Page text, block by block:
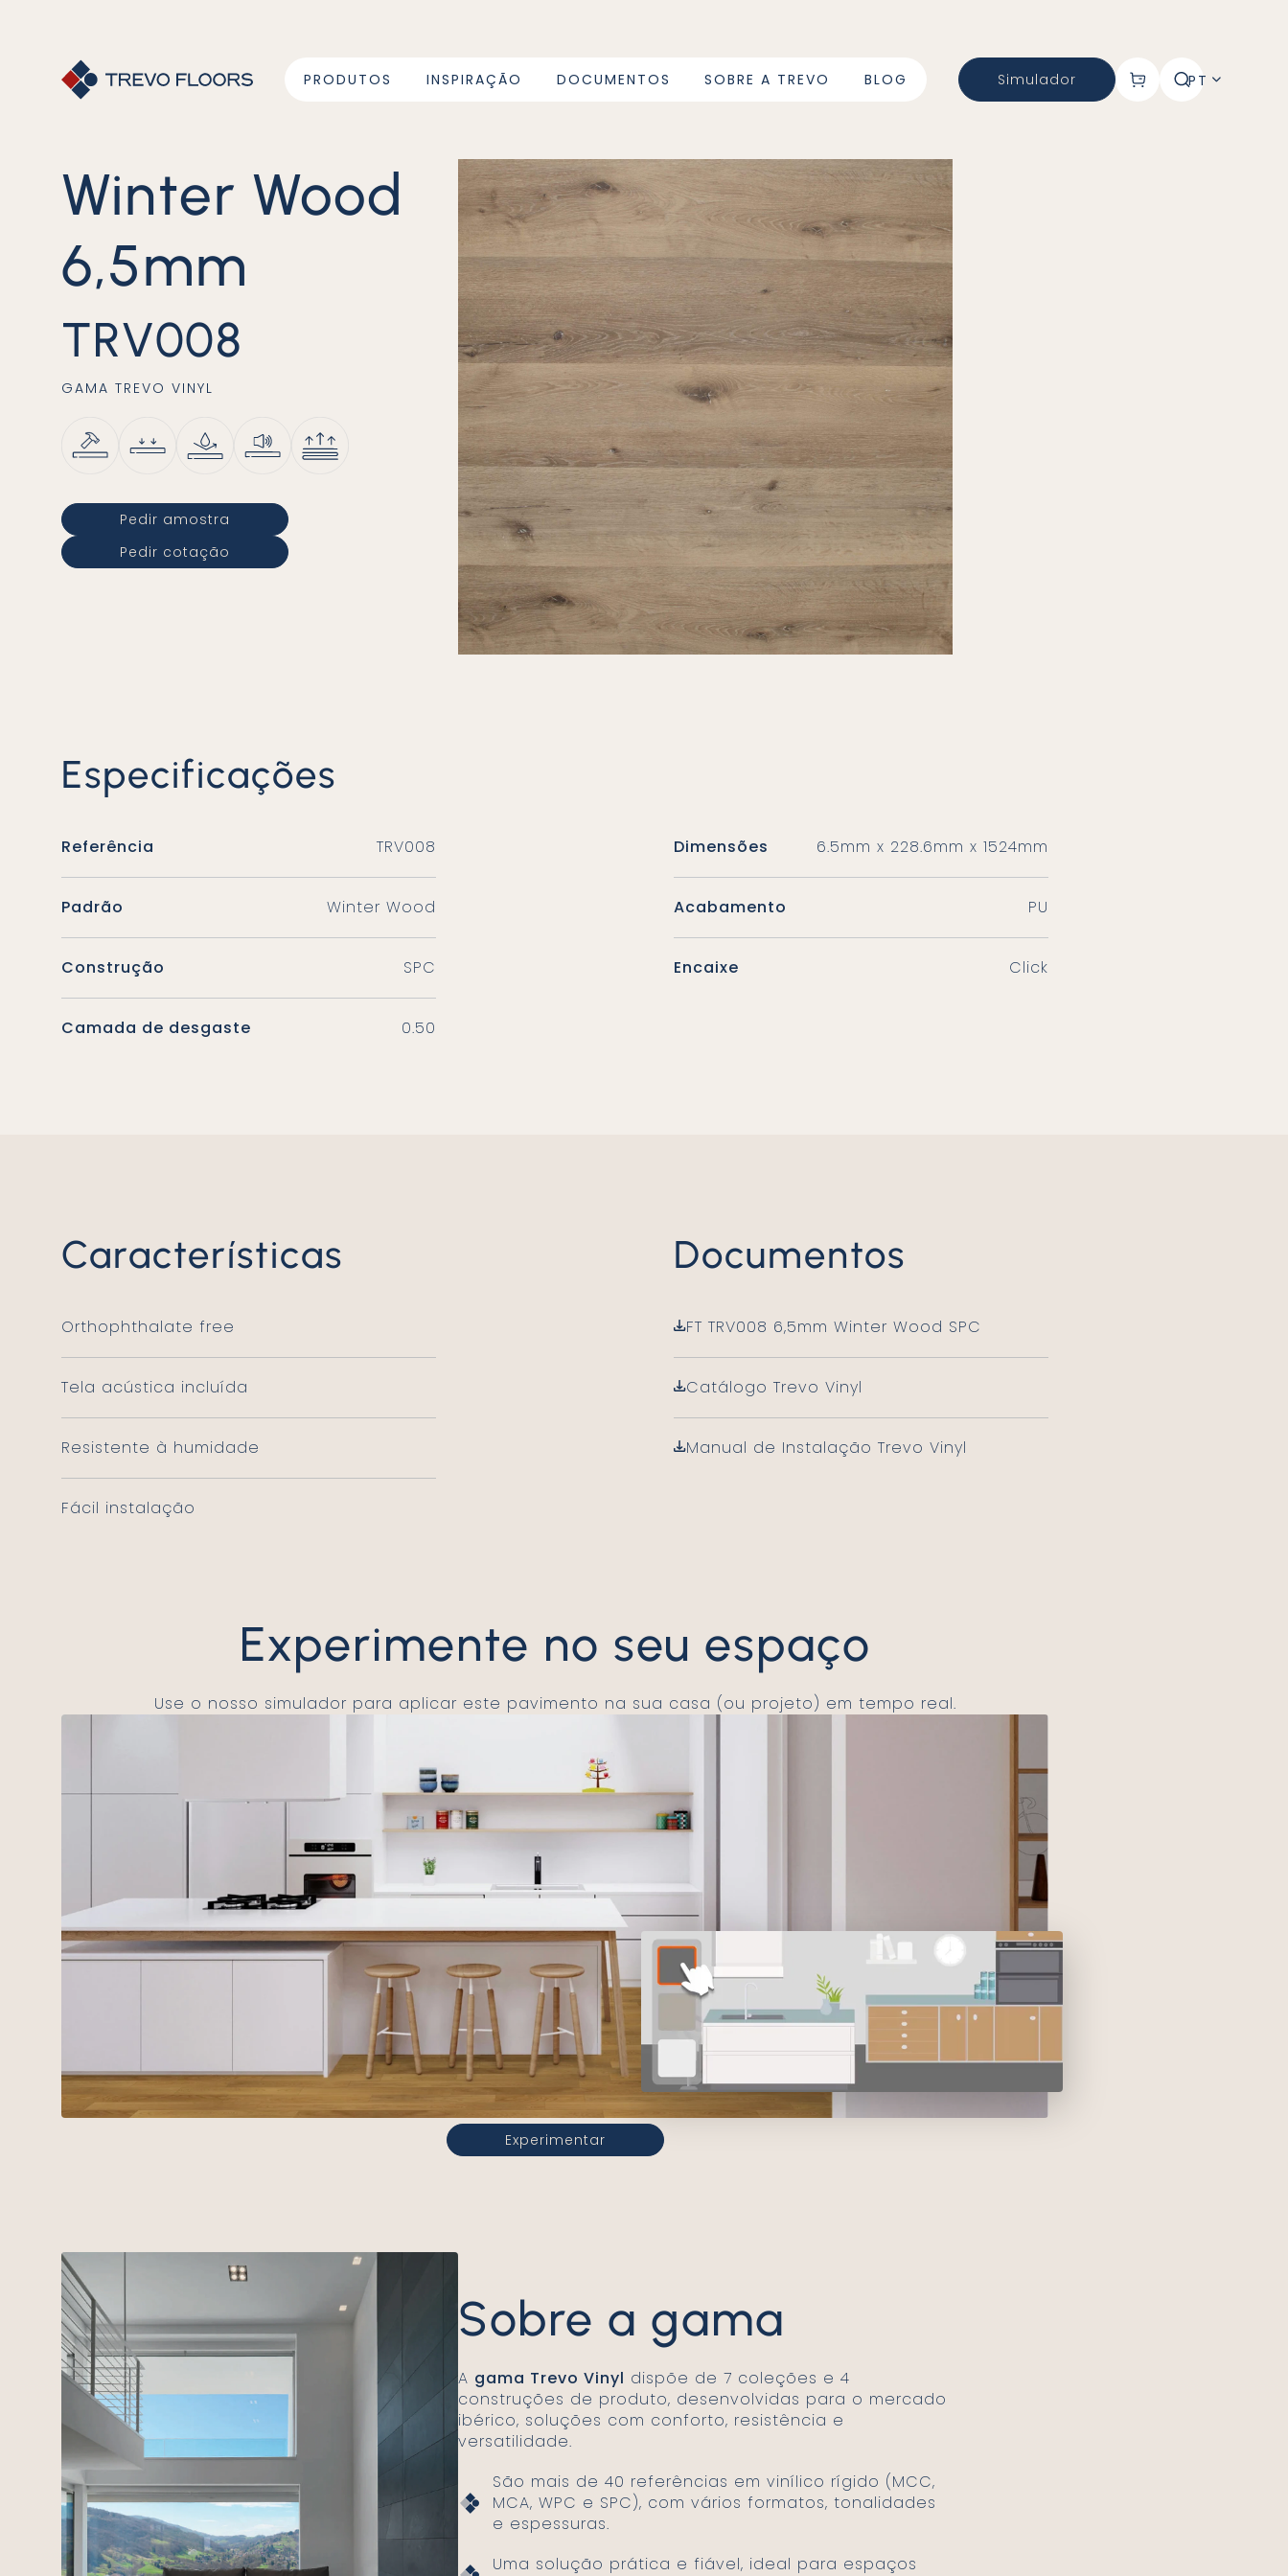
PRODUTOS INSPIRAÇÃO DOCUMENTOS SOBRE A TREVO BLOG Simulador PT
Winter Wood
6,5mm
TRV008
GAMA TREVO VINYL
Pedir amostra
Pedir cotação
Especificações
Referência TRV008
Padrão Winter Wood
Construção SPC
Camada de desgaste 0.50
Dimensões 6.5mm x 228.6mm x 1524mm
Acabamento PU
Encaixe Click
Características
Orthophthalate free
Tela acústica incluída
Resistente à humidade
Fácil instalação
Documentos
FT TRV008 6,5mm Winter Wood SPC
Catálogo Trevo Vinyl
Manual de Instalação Trevo Vinyl
Experimente no seu espaço
Use o nosso simulador para aplicar este pavimento na sua casa (ou projeto) em tempo real.
Experimentar
Sobre a gama
gama Trevo Vinyl dispõe de 7 coleções e 4
construções de produto, desenvolvidas para o mercado
ibérico, soluções com conforto, resistência e
versatilidade.
São mais de 40 referências em vinílico rígido (MCC,
MCA, WPC e SPC), com vários formatos, tonalidades
e espessuras.
Uma solução prática e fiável, ideal para espaços